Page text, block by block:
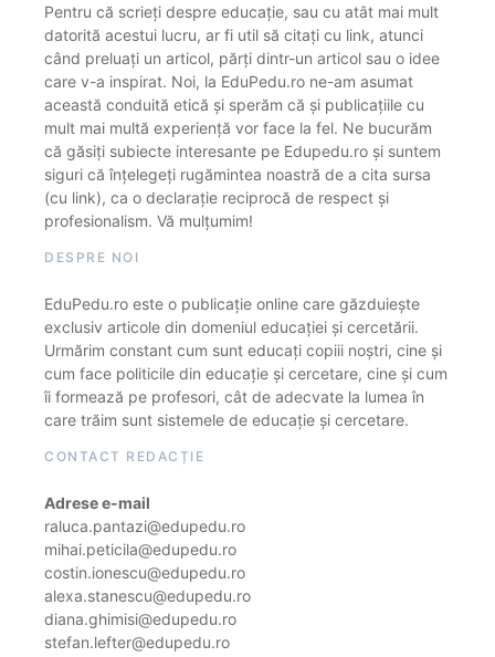
Pentru că scrieți despre educație, sau cu atât mai mult
datorită acestui lucru, ar fi util să citați cu link, atunci
când preluați un articol, părți dintr-un articol sau o idee
care v-a inspirat. Noi, la EduPedu.ro ne-am asumat
această conduită etică și sperăm că și publicațiile cu
mult mai multă experiență vor face la fel. Ne bucurăm
că găsiți subiecte interesante pe Edupedu.ro și suntem
siguri că înțelegeți rugămintea noastră de a cita sursa
(cu link), ca o declarație reciprocă de respect și
profesionalism. Vă mulțumim!
DESPRE NOI
EduPedu.ro este o publicație online care găzduiește
exclusiv articole din domeniul educației și cercetării.
Urmărim constant cum sunt educați copiii noștri, cine și
cum face politicile din educație și cercetare, cine și cum
îi formează pe profesori, cât de adecvate la lumea în
care trăim sunt sistemele de educație și cercetare.
CONTACT REDACȚIE
Adrese e-mail
raluca.pantazi@edupedu.ro
mihai.peticila@edupedu.ro
costin.ionescu@edupedu.ro
alexa.stanescu@edupedu.ro
diana.ghimisi@edupedu.ro
stefan.lefter@edupedu.ro